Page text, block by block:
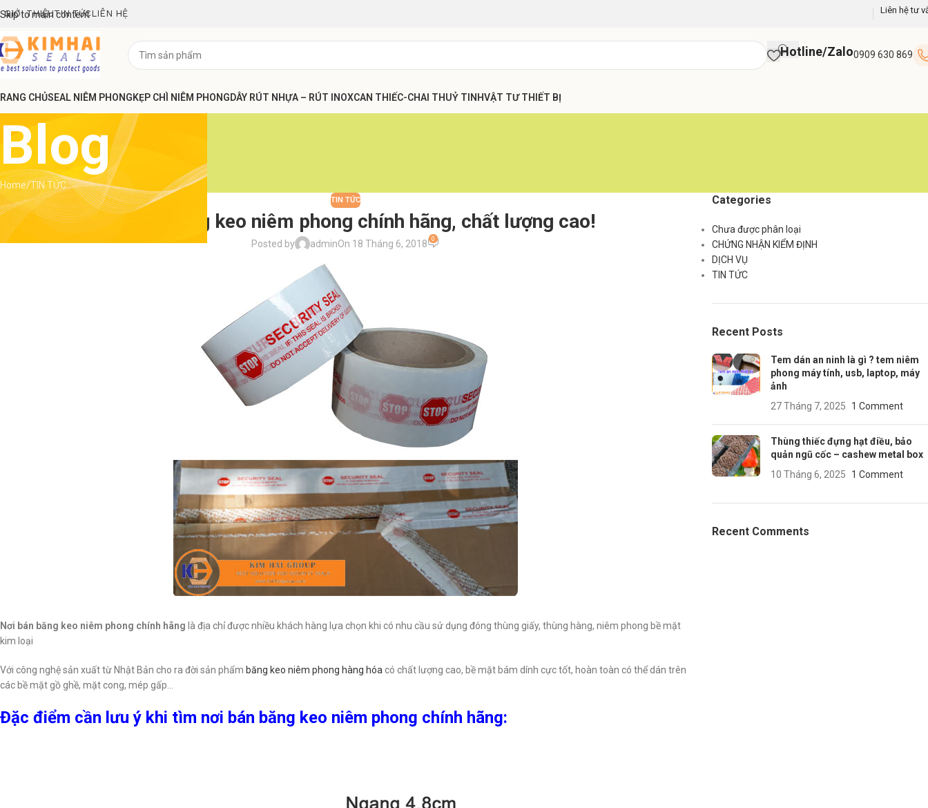
Skip to main content
GIỚI THIỆUTIN TỨC LIÊN HỆ Liên hệ tư
Hotline/Zalo0909 630 869
CHỦSEAL NIÊM PHONGKẸP CHÌ NIÊM PHONGDÂY RÚT NHỰA – RÚT INOXCAN THIẾC-CHAI THUỶ TINHVẬT TƯ THIẾT BỊ
Blog
Home TIN TỨC
TIN TỨC
Nơi bán băng keo niêm phong chính hãng, chất lượng cao!
Posted by adminOn 18 Tháng 6, 2018 0
Nơi bán băng keo niêm phong chính hãng là địa chỉ được nhiều khách hàng lựa chọn khi có nhu cầu sử dụng đóng thùng giấy, thùng hàng, niêm phong bề mặt
kim loại
Với công nghệ sản xuất từ Nhật Bản cho ra đời sản phẩm băng keo niêm phong hàng hóa có chất lượng cao, bề mặt bám dính cực tốt, hoàn toàn có thể dán trên
các bề mặt gồ ghề, mặt cong, mép gấp…
Đặc điểm cần lưu ý khi tìm nơi bán băng keo niêm phong chính hãng:
Categories
Chưa được phân loại
CHỨNG NHẬN KIỂM ĐỊNH
DỊCH VỤ
TIN TỨC
Recent Posts
Tem dán an ninh là gì ? tem niêm
phong máy tính, usb, laptop, máy
ảnh
27 Tháng 7, 2025
1 Comment
Thùng thiếc đựng hạt điều, bảo
quản ngũ cốc – cashew metal box
10 Tháng 6, 2025
1 Comment
Recent Comments